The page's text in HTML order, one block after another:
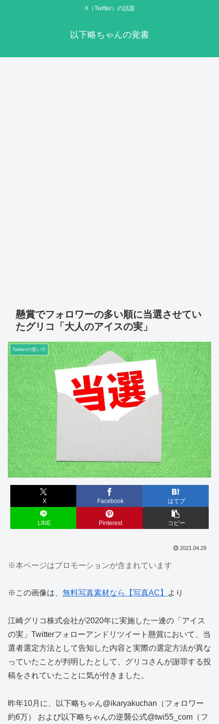
X（Twitter）の話題
以下略ちゃんの覚書
懸賞でフォロワーの多い順に当選させてい
たグリコ「大人のアイスの実」
Twitterの使い方
X Facebook はてブ
LINE Pinterest コピー
2021.04.29
※本ページはプロモーションが含まれています
※この画像は、 無料写真素材なら【写真AC】 より
江崎グリコ株式会社が2020年に実施した一連の「アイス
の実」Twitterフォローアンドリツイート懸賞において、当
選者選定方法として告知した内容と実際の選定方法が異な
っていたことが判明したとして、グリコさんが謝罪する投
稿をされていたことに気が付きました。
昨年10月に、以下略ちゃん@ikaryakuchan（フォロワー
約6万） および以下略ちゃんの逆襲公式@twi55_com（フ